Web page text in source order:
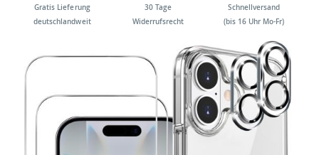
springen
Anfang
springen
Gratis Lieferung
deutschlandweit
30 Tage
Widerrufsrecht
Schnellversand
(bis 16 Uhr Mo-Fr)